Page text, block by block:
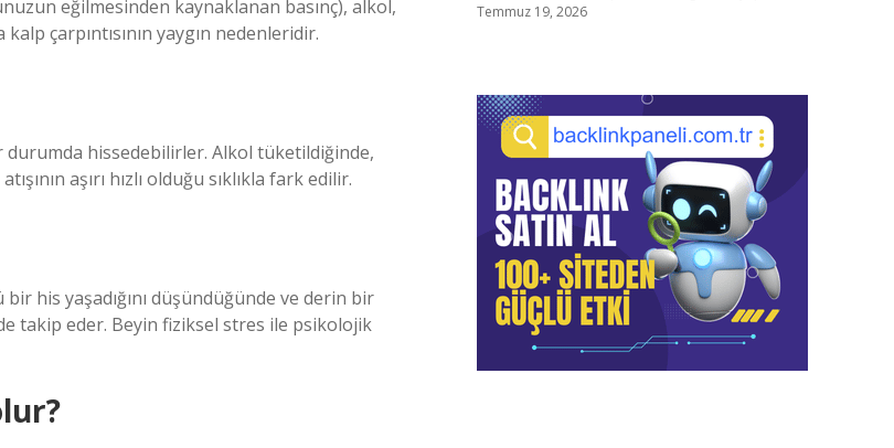
eğilmesinden kaynaklanan basınç), alkol,
çarpıntısının yaygın nedenleridir.
durumda hissedebilirler. Alkol tüketildiğinde,
aşırı hızlı olduğu sıklıkla fark edilir.
his yaşadığını düşündüğünde ve derin bir
takip eder. Beyin fiziksel stres ile psikolojik
Temmuz 19, 2026